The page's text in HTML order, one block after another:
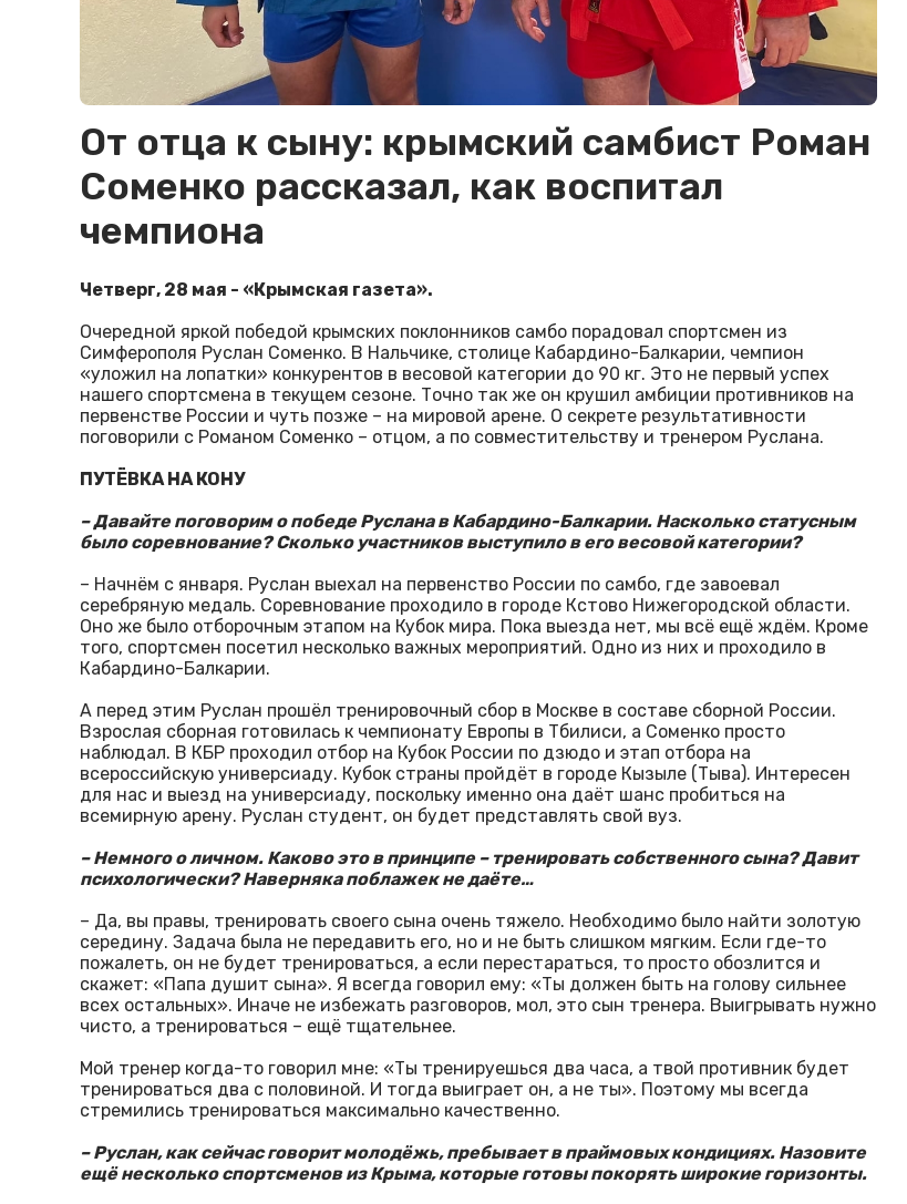
От отца к сыну: крымский самбист Роман
Соменко рассказал, как воспитал
чемпиона
Четверг, 28 мая - «Крымская газета».
Очередной яркой победой крымских поклонников самбо порадовал спортсмен из
Симферополя Руслан Соменко. В Нальчике, столице Кабардино-Балкарии, чемпион
«уложил на лопатки» конкурентов в весовой категории до 90 кг. Это не первый успех
нашего спортсмена в текущем сезоне. Точно так же он крушил амбиции противников на
первенстве России и чуть позже – на мировой арене. О секрете результативности
поговорили с Романом Соменко – отцом, а по совместительству и тренером Руслана.
ПУТЁВКА НА КОНУ
– Давайте поговорим о победе Руслана в Кабардино-Балкарии. Насколько статусным
было соревнование? Сколько участников выступило в его весовой категории?
– Начнём с января. Руслан выехал на первенство России по самбо, где завоевал
серебряную медаль. Соревнование проходило в городе Кстово Нижегородской области.
Оно же было отборочным этапом на Кубок мира. Пока выезда нет, мы всё ещё ждём. Кроме
того, спортсмен посетил несколько важных мероприятий. Одно из них и проходило в
Кабардино-Балкарии.
А перед этим Руслан прошёл тренировочный сбор в Москве в составе сборной России.
Взрослая сборная готовилась к чемпионату Европы в Тбилиси, а Соменко просто
наблюдал. В КБР проходил отбор на Кубок России по дзюдо и этап отбора на
всероссийскую универсиаду. Кубок страны пройдёт в городе Кызыле (Тыва). Интересен
для нас и выезд на универсиаду, поскольку именно она даёт шанс пробиться на
всемирную арену. Руслан студент, он будет представлять свой вуз.
– Немного о личном. Каково это в принципе – тренировать собственного сына? Давит
психологически? Наверняка поблажек не даёте…
– Да, вы правы, тренировать своего сына очень тяжело. Необходимо было найти золотую
середину. Задача была не передавить его, но и не быть слишком мягким. Если где-то
пожалеть, он не будет тренироваться, а если перестараться, то просто обозлится и
скажет: «Папа душит сына». Я всегда говорил ему: «Ты должен быть на голову сильнее
всех остальных». Иначе не избежать разговоров, мол, это сын тренера. Выигрывать нужно
чисто, а тренироваться – ещё тщательнее.
Мой тренер когда-то говорил мне: «Ты тренируешься два часа, а твой противник будет
тренироваться два с половиной. И тогда выиграет он, а не ты». Поэтому мы всегда
стремились тренироваться максимально качественно.
– Руслан, как сейчас говорит молодёжь, пребывает в праймовых кондициях. Назовите
ещё несколько спортсменов из Крыма, которые готовы покорять широкие горизонты.